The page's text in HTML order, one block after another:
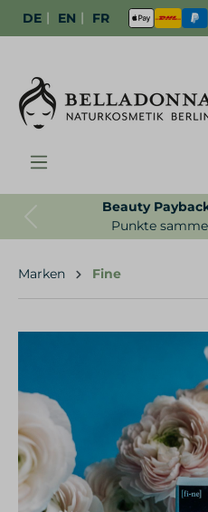
DE | EN | FR
Beauty
Punkte
Previous
Marken Fine